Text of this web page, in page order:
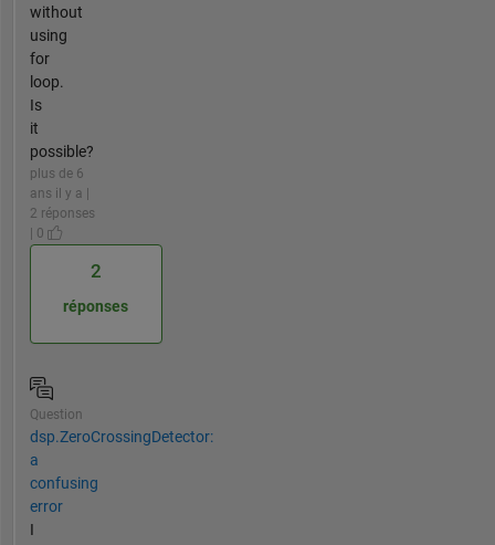
without
using
for
loop.
Is
it
possible?
plus de 6
ans il y a |
2 réponses
| 0
2
réponses
Question
dsp.ZeroCrossingDetector:
a
confusing
error
I